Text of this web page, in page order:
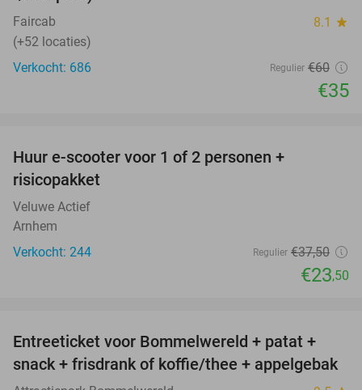
Faircab 8.1 star
(+52 locaties)
Verkocht: 686
Regulier €60
€35
Huur e-scooter voor 1 of 2 personen +
risicopakket
Veluwe Actief
Arnhem
Verkocht: 244
Regulier €37,50
€23,50
23%
Entreeticket voor Bommelwereld + patat +
snack + frisdrank of koffie/thee + appelgebak